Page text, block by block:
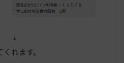
れます。